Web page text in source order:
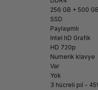
256 GB + 500 GB
SSD
Paylaşımlı
Intel hD Grafik
HD 720p
Numerik klavye
Var
Yok
3 hücreli pil -